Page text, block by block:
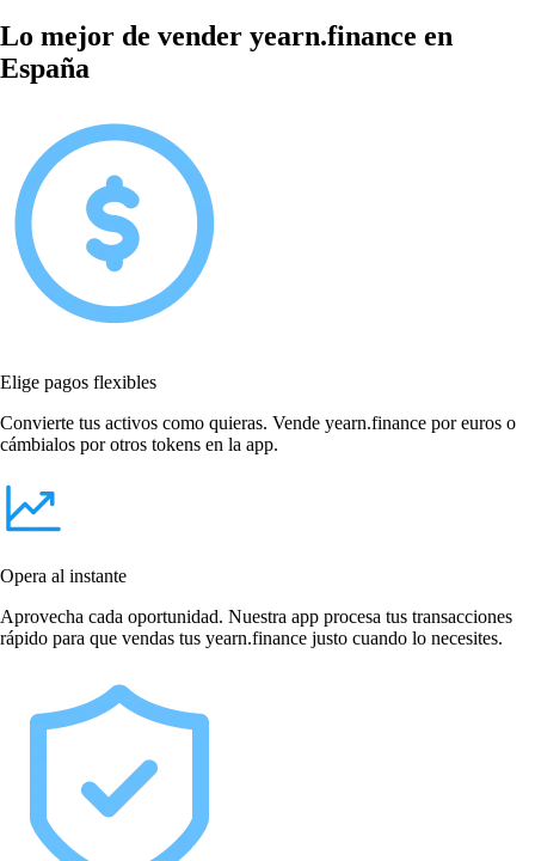
Lo mejor de vender yearn.finance en
España
Elige pagos flexibles
Convierte tus activos como quieras. Vende yearn.finance por euros o
cámbialos por otros tokens en la app.
Opera al instante
Aprovecha cada oportunidad. Nuestra app procesa tus transacciones
rápido para que vendas tus yearn.finance justo cuando lo necesites.